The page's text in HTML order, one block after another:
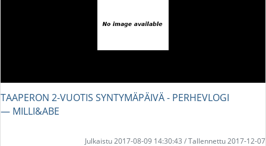
TAAPERON 2-VUOTIS SYNTYMÄPÄIVÄ - PERHEVLOGI
― MILLI&ABE
Julkaistu 2017-08-09 14:30:43 / Tallennettu 2017-12-07